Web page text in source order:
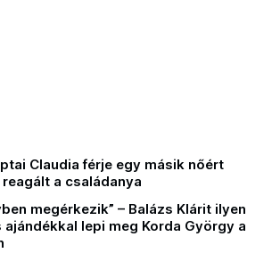
Claudia férje egy másik nőért
a családanya
megérkezik” – Balázs Klárit ilyen
ajándékkal lepi meg Korda György a